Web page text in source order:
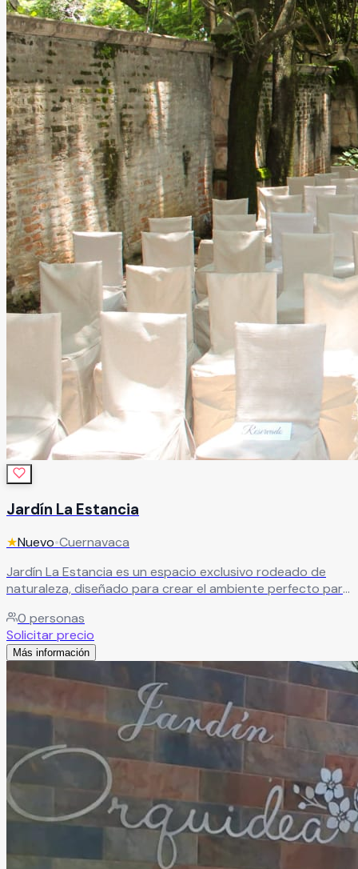
Jardín La Estancia
★Nuevo•Cuernavaca
Jardín La Estancia es un espacio exclusivo rodeado de
naturaleza, diseñado para crear el ambiente perfecto para
atmósfera elegante, tranquila y llena de encanto, este
hermoso jardín combina áreas verdes, privacidad y
espacios versátiles ideales para bodas, XV años,
aniversarios, graduaciones, eventos corporativos y
reuniones sociales.Leer más
0 personas
Solicitar precio
Más información